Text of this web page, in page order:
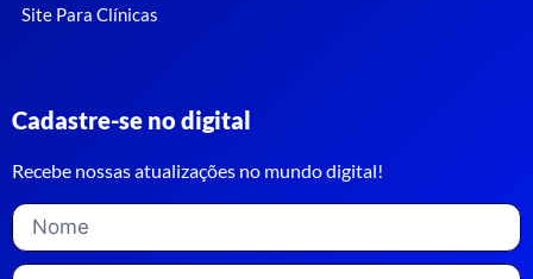
Site Para Clínicas
Cadastre-se no digital
Recebe nossas atualizações no mundo digital!